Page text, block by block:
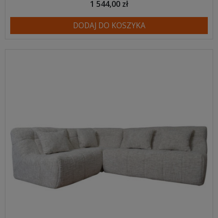
1 544,00 zł
DODAJ DO KOSZYKA